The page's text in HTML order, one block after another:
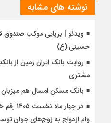
نوشته های مشابه
ویدئو | برپایی موکب صندوق
حسینی (ع)
روایت بانک ایران زمین از
مشتری
بانک مسکن امسال هم میزبان
وام ازدواج به زوج‌های جوان